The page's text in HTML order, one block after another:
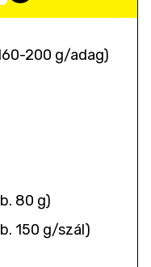
200 g/adag)
80 g)
150 g/szál)